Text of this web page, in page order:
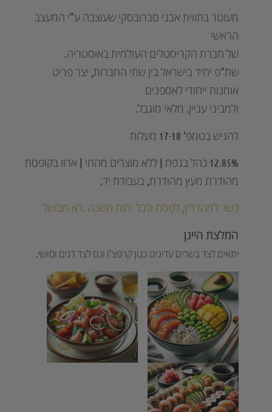
מעוטר בתווית אבני סברובסקי שעוצבה ע"י המעצב
הראשי
של חברת הקריסטלים העולמית באוסטריה.
שת"פ יחיד בישראל בין שתי החברות, יצר פריט
אומנות ייחודי לאספנים
ולמביני עניין. מלאי מוגבל.
להגיש בטמפ' 17-18 מעלות
12.85% כהל בנפח | ללא מוצרים מהחי | ארוז בקופסת
מהודרת מעץ מהודרת, בעבודת יד.
כשר למהדרין, לפסח ולכל ימות השנה .לא מבושל
המלצת היינן
יתאים לצד בשרים עדינים כגון קרפצ’ו וגם לצד דגים וסושי.